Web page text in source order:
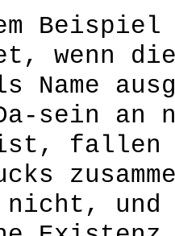
wenn
Name
sein an
ist, fallen
nicht,